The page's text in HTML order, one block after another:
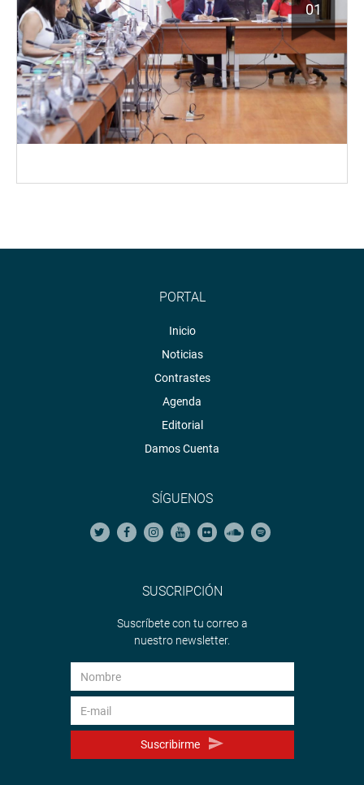
01
PORTAL
Inicio
Noticias
Contrastes
Agenda
Editorial
Damos Cuenta
SÍGUENOS
SUSCRIPCIÓN
Suscríbete con tu correo a
nuestro newsletter.
Suscribirme